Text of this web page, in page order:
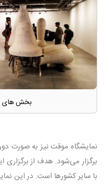
بخش های
نمایشگاه موقت نیز به صورت
برگزار می‌شود. هدف از برگزاری
با سایر کشورها است. در این